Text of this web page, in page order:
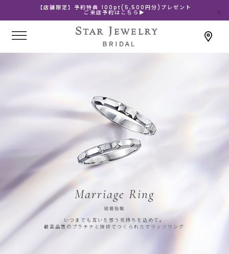
【店舗限定】予約特典 100pt(5,500円分)プレゼント
ご来店予約はこちら▶
Marriage Ring
結婚指輪
いつまでも互いを想う気持ちを込めて。
最高品質のプラチナと技術でつくられたマリッジリング